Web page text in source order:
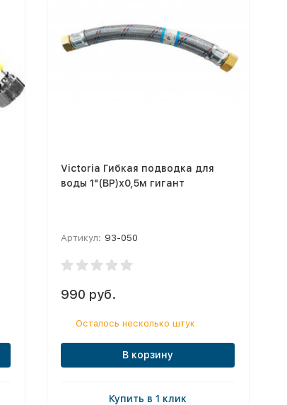
Victoria Гибкая подводка для
воды 1"(ВР)х0,5м гигант
Артикул: 93-050
990 руб.
Осталось несколько штук
В корзину
Купить в 1 клик